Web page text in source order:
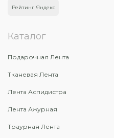
Рейтинг Яндекс
Каталог
Подарочная Лента
Тканевая Лента
Лента Аспидистра
Лента Ажурная
Траурная Лента